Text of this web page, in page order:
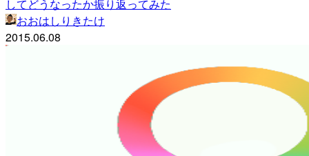
してどうなったか振り返ってみた
おおはしりきたけ
2015.06.08